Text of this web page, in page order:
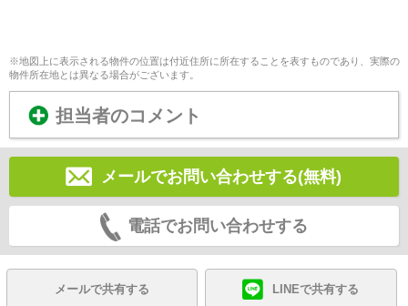
※地図上に表示される物件の位置は付近住所に所在することを表すものであり、実際の
物件所在地とは異なる場合がございます。
担当者のコメント
メールでお問い合わせする(無料)
電話でお問い合わせする
メールで共有する LINEで共有する